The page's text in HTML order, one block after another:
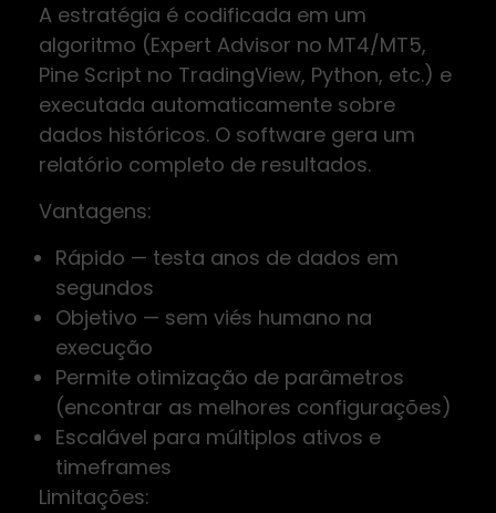
A estratégia é codificada em um
algoritmo (Expert Advisor no MT4/MT5,
Pine Script no TradingView, Python, etc.) e
executada automaticamente sobre
dados históricos. O software gera um
relatório completo de resultados.
Vantagens:
Rápido — testa anos de dados em
segundos
Objetivo — sem viés humano na
execução
Permite otimização de parâmetros
(encontrar as melhores configurações)
Escalável para múltiplos ativos e
timeframes
Limitações: